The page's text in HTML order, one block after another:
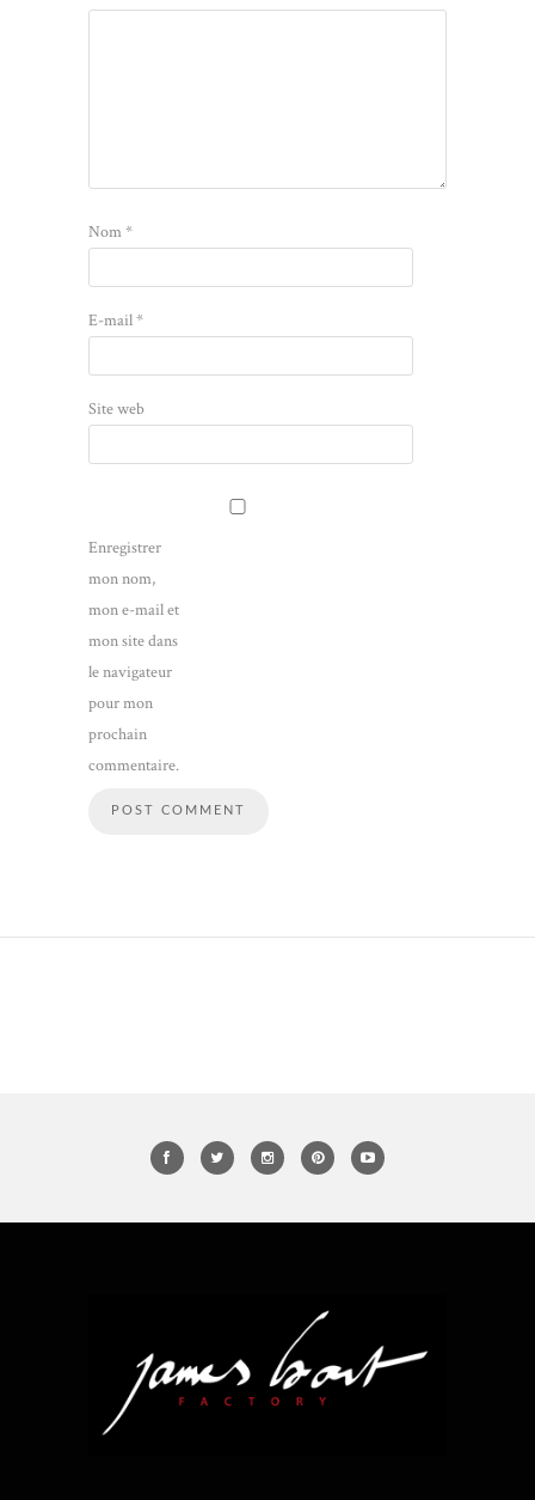
Nom*
E-mail*
Site web
Enregistrer
mon nom,
mon e-mail et
mon site dans
le navigateur
pour mon
prochain
commentaire.